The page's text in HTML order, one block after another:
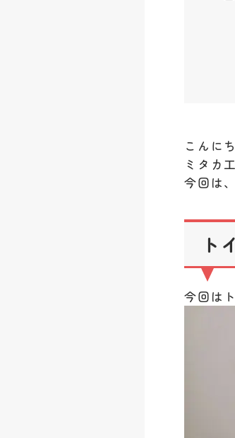
こんに
ミタカ
今回は
ト
今回は